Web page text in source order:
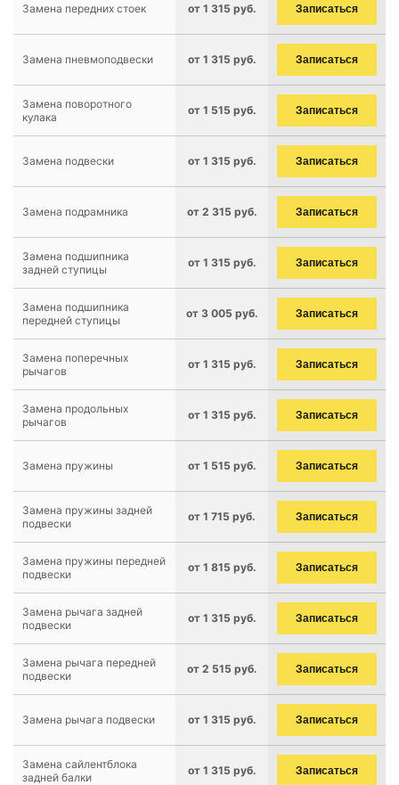
Замена передних стоек от 1 315 руб. Записаться
Замена пневмоподвески от 1 315 руб. Записаться
Замена поворотного
кулака
от 1 515 руб. Записаться
Замена подвески от 1 315 руб. Записаться
Замена подрамника от 2 315 руб. Записаться
Замена подшипника
задней ступицы
от 1 315 руб. Записаться
Замена подшипника
передней ступицы
от 3 005 руб. Записаться
Замена поперечных
рычагов
от 1 315 руб. Записаться
Замена продольных
рычагов
от 1 315 руб. Записаться
Замена пружины от 1 515 руб. Записаться
Замена пружины задней
подвески
от 1 715 руб. Записаться
Замена пружины передней
подвески
от 1 815 руб. Записаться
Замена рычага задней
подвески
от 1 315 руб. Записаться
Замена рычага передней
подвески
от 2 515 руб. Записаться
Замена рычага подвески от 1 315 руб. Записаться
Замена сайлентблока
задней балки
от 1 315 руб. Записаться